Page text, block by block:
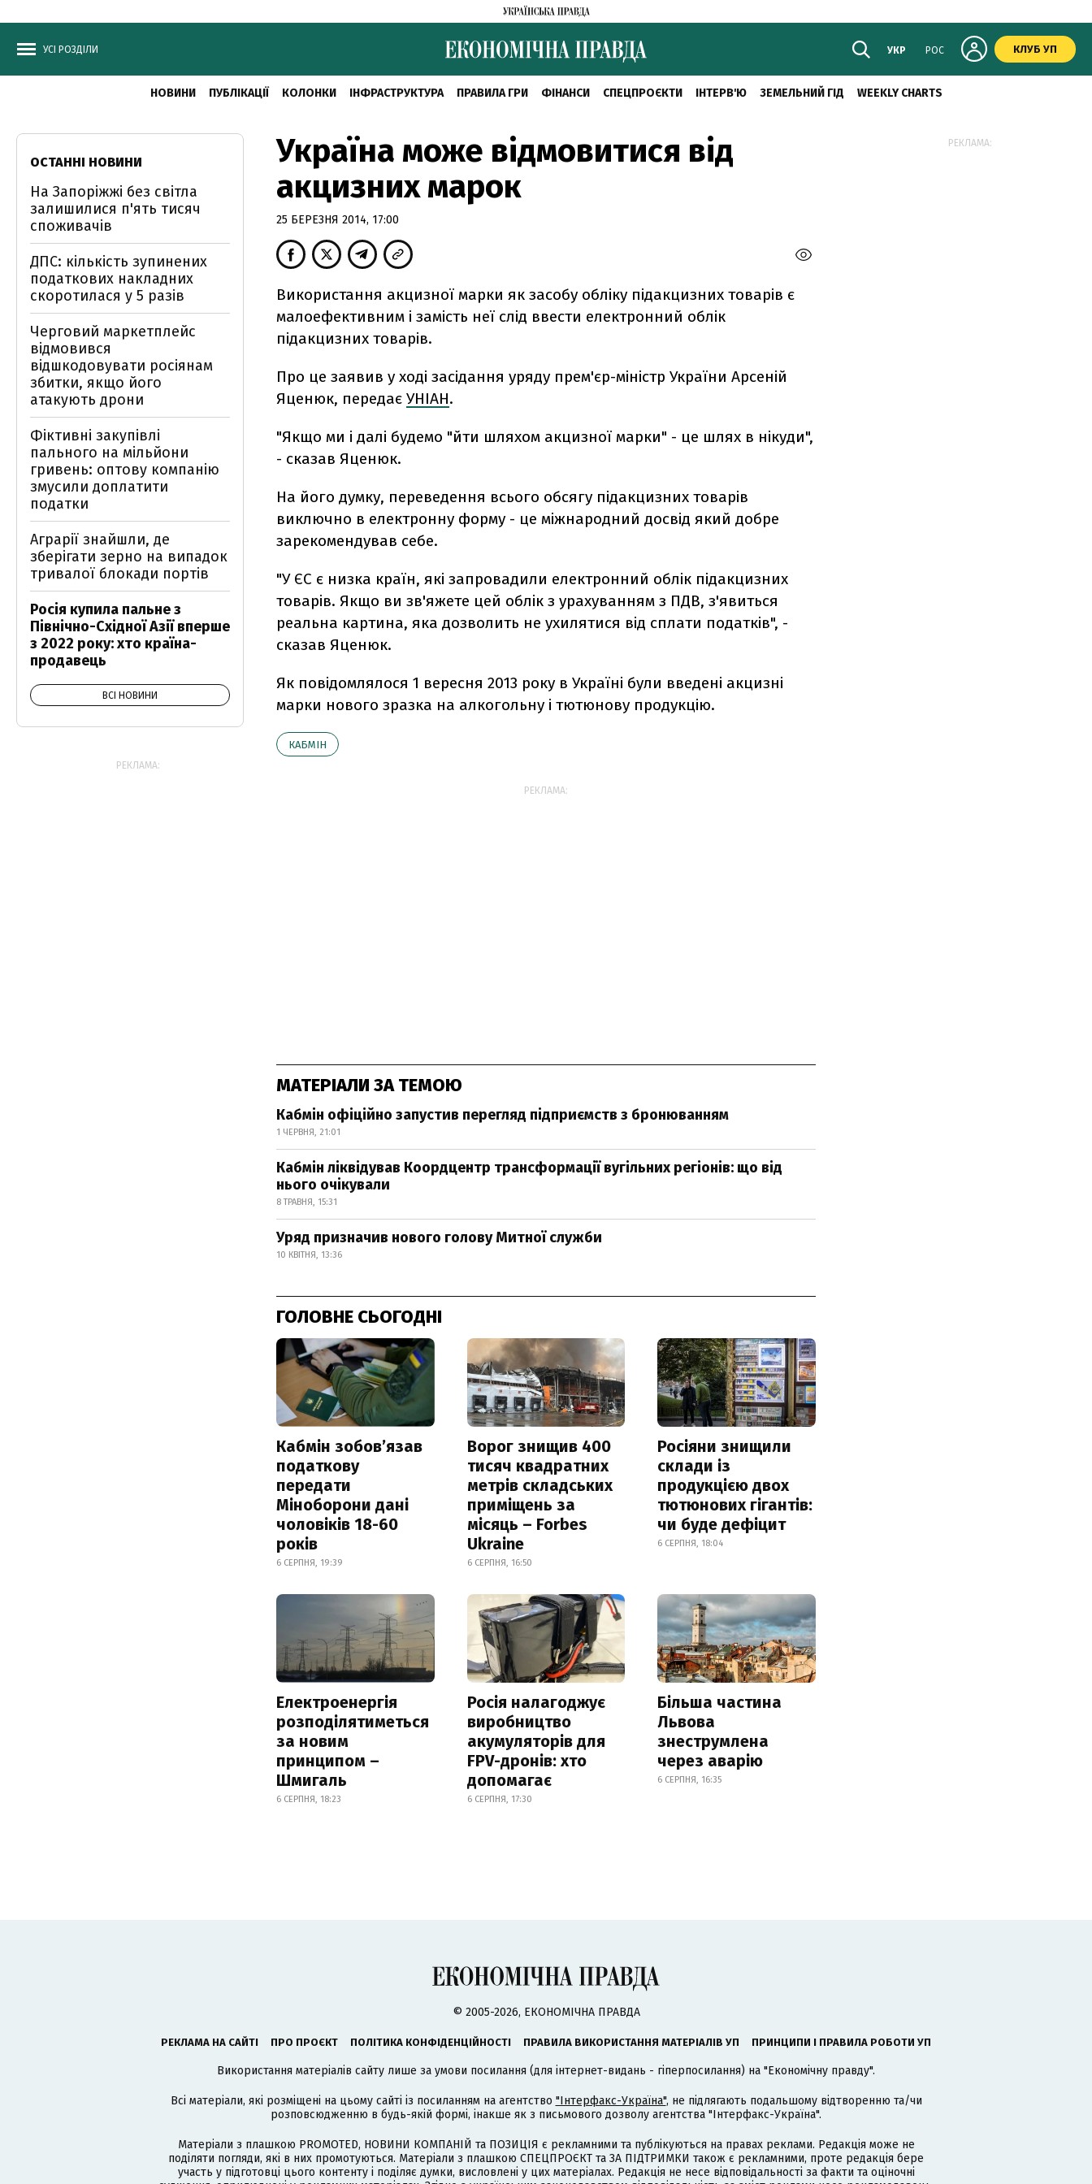
УСІ РОЗДІЛИ УКР РОС КЛУБ УП
НОВИНИ ПУБЛІКАЦІЇ КОЛОНКИ ІНФРАСТРУКТУРА ПРАВИЛА ГРИ ФІНАНСИ СПЕЦПРОЄКТИ ІНТЕРВ'Ю ЗЕМЕЛЬНИЙ ГІД WEEKLY CHARTS
Україна може відмовитися від
акцизних марок
25 БЕРЕЗНЯ 2014, 17:00
Використання акцизної марки як засобу обліку підакцизних товарів є
малоефективним і замість неї слід ввести електронний облік
підакцизних товарів.
Про це заявив у ході засідання уряду прем'єр-міністр України Арсеній
Яценюк, передає УНІАН.
"Якщо ми і далі будемо "йти шляхом акцизної марки" - це шлях в нікуди",
- сказав Яценюк.
На його думку, переведення всього обсягу підакцизних товарів
виключно в електронну форму - це міжнародний досвід який добре
зарекомендував себе.
"У ЄС є низка країн, які запровадили електронний облік підакцизних
товарів. Якщо ви зв'яжете цей облік з урахуванням з ПДВ, з'явиться
реальна картина, яка дозволить не ухилятися від сплати податків", -
сказав Яценюк.
Як повідомлялося 1 вересня 2013 року в Україні були введені акцизні
марки нового зразка на алкогольну і тютюнову продукцію.
КАБМІН
РЕКЛАМА:
МАТЕРІАЛИ ЗА ТЕМОЮ
Кабмін офіційно запустив перегляд підприємств з бронюванням
1 ЧЕРВНЯ, 21:01
Кабмін ліквідував Коордцентр трансформації вугільних регіонів: що від
нього очікували
8 ТРАВНЯ, 15:31
Уряд призначив нового голову Митної служби
10 КВІТНЯ, 13:36
ГОЛОВНЕ СЬОГОДНІ
Кабмін зобовʼязав
податкову
передати
Міноборони дані
чоловіків 18-60
років
6 СЕРПНЯ, 19:39
Ворог знищив 400
тисяч квадратних
метрів складських
приміщень за
місяць – Forbes
Ukraine
6 СЕРПНЯ, 16:50
Росіяни знищили
склади із
продукцією двох
тютюнових гігантів:
чи буде дефіцит
6 СЕРПНЯ, 18:04
Електроенергія
розподілятиметься
за новим
принципом –
Шмигаль
6 СЕРПНЯ, 18:23
Росія налагоджує
виробництво
акумуляторів для
FPV-дронів: хто
допомагає
6 СЕРПНЯ, 17:30
Більша частина
Львова
знеструмлена
через аварію
6 СЕРПНЯ, 16:35
ОСТАННІ НОВИНИ
На Запоріжжі без світла
залишилися п'ять тисяч
споживачів
ДПС: кількість зупинених
податкових накладних
скоротилася у 5 разів
Черговий маркетплейс
відмовився
відшкодовувати росіянам
збитки, якщо його
атакують дрони
Фіктивні закупівлі
пального на мільйони
гривень: оптову компанію
змусили доплатити
податки
Аграрії знайшли, де
зберігати зерно на випадок
тривалої блокади портів
Росія купила пальне з
Північно-Східної Азії вперше
з 2022 року: хто країна-
продавець
ВСІ НОВИНИ
РЕКЛАМА:
РЕКЛАМА:
© 2005-2026, ЕКОНОМІЧНА ПРАВДА
РЕКЛАМА НА САЙТІ ПРО ПРОЄКТ ПОЛІТИКА КОНФІДЕНЦІЙНОСТІ ПРАВИЛА ВИКОРИСТАННЯ МАТЕРІАЛІВ УП ПРИНЦИПИ І ПРАВИЛА РОБОТИ УП
Використання матеріалів сайту лише за умови посилання (для інтернет-видань - гіперпосилання) на "Економічну правду".
Всі матеріали, які розміщені на цьому сайті із посиланням на агентство "Інтерфакс-Україна", не підлягають подальшому відтворенню та/чи
розповсюдженню в будь-якій формі, інакше як з письмового дозволу агентства "Інтерфакс-Україна".
Матеріали з плашкою PROMOTED, НОВИНИ КОМПАНІЙ та ПОЗИЦІЯ є рекламними та публікуються на правах реклами. Редакція може не
поділяти погляди, які в них промотуються. Матеріали з плашкою СПЕЦПРОЄКТ та ЗА ПІДТРИМКИ також є рекламними, проте редакція бере
участь у підготовці цього контенту і поділяє думки, висловлені у цих матеріалах. Редакція не несе відповідальності за факти та оціночні